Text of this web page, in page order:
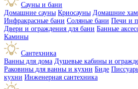
Сауны и бани
Домашние сауны Криосауны Домашние
Инфракрасные бани Соляные бани Печи и
Двери и ограждения для бани Банные
Камины
Сантехника
Ванны для дома Душевые кабины и
Раковины для ванны и кухни Биде
кухни Инженерная сантехника